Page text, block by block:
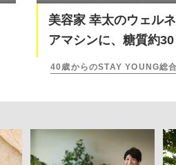
美容家 幸太のウェル
アマシンに、糖質約
40歳からのSTAY YOUNG総